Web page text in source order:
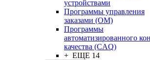
устройствами
Программы управления
заказами (OM)
Программы
автоматизированного
качества (CAQ)
+ ЕЩЕ 14